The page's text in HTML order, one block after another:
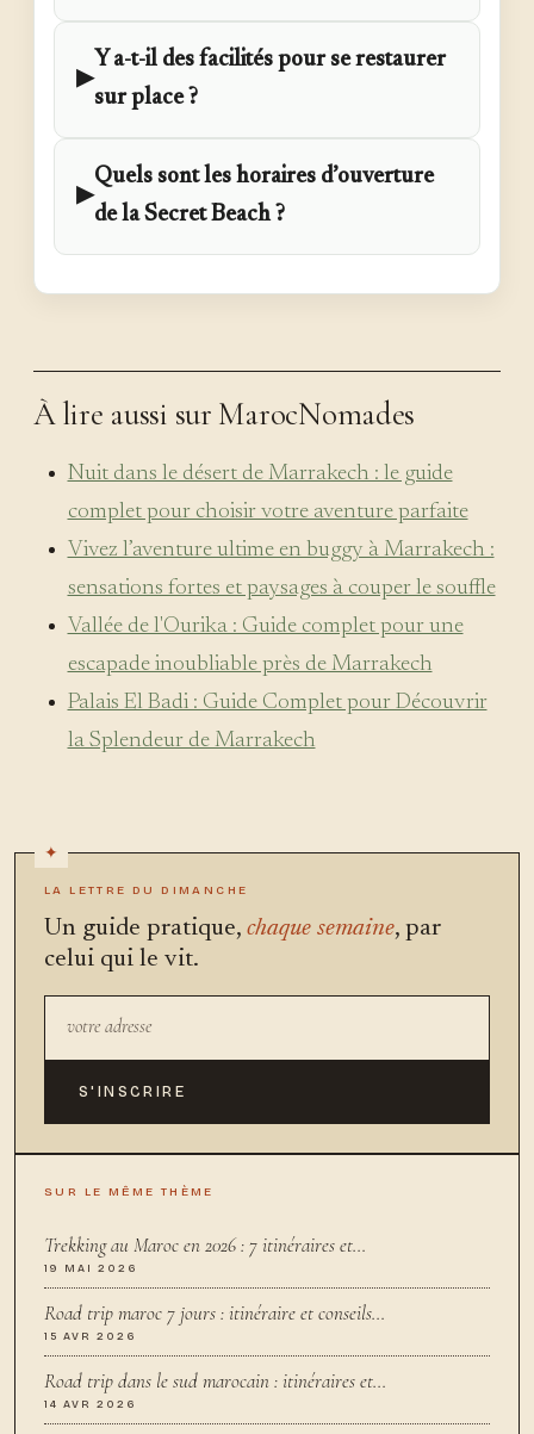
▶
Y a-t-il des facilités pour se restaurer
sur place ?
▶
Quels sont les horaires d’ouverture
de la Secret Beach ?
À lire aussi sur MarocNomades
Nuit dans le désert de Marrakech : le guide
complet pour choisir votre aventure parfaite
Vivez l’aventure ultime en buggy à Marrakech :
sensations fortes et paysages à couper le souffle
Vallée de l'Ourika : Guide complet pour une
escapade inoubliable près de Marrakech
Palais El Badi : Guide Complet pour Découvrir
la Splendeur de Marrakech
LA LETTRE DU DIMANCHE
Un guide pratique, chaque semaine, par
celui qui le vit.
S'INSCRIRE
SUR LE MÊME THÈME
Trekking au Maroc en 2026 : 7 itinéraires et…
19 MAI 2026
Road trip maroc 7 jours : itinéraire et conseils…
15 AVR 2026
Road trip dans le sud marocain : itinéraires et…
14 AVR 2026